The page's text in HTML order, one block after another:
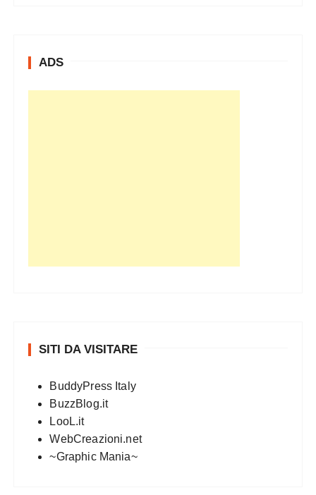
ADS
SITI DA VISITARE
BuddyPress Italy
BuzzBlog.it
LooL.it
WebCreazioni.net
~Graphic Mania~